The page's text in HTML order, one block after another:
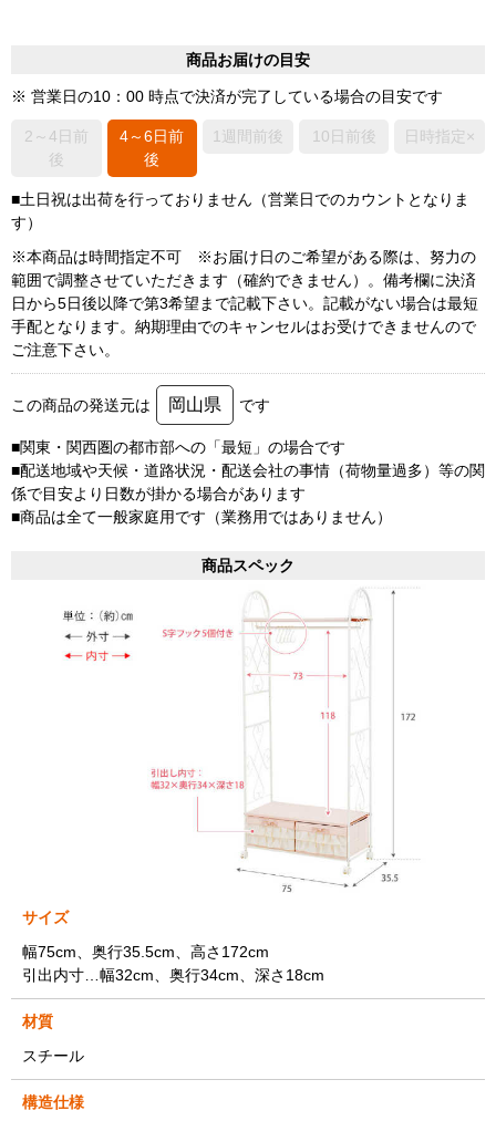
商品お届けの目安
※ 営業日の10：00 時点で決済が完了している場合の目安です
2～4日前
後
4～6日前
後
1週間前後 10日前後 日時指定×
■土日祝は出荷を行っておりません（営業日でのカウントとなりま
す）
※本商品は時間指定不可 ※お届け日のご希望がある際は、努力の
範囲で調整させていただきます（確約できません）。備考欄に決済
日から5日後以降で第3希望まで記載下さい。記載がない場合は最短
手配となります。納期理由でのキャンセルはお受けできませんので
ご注意下さい。
この商品の発送元は 岡山県 です
■関東・関西圏の都市部への「最短」の場合です
■配送地域や天候・道路状況・配送会社の事情（荷物量過多）等の関
係で目安より日数が掛かる場合があります
■商品は全て一般家庭用です（業務用ではありません）
商品スペック
サイズ
幅75cm、奥行35.5cm、高さ172cm
引出内寸…幅32cm、奥行34cm、深さ18cm
材質
スチール
構造仕様